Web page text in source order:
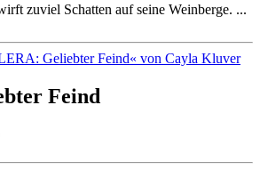
zuviel Schatten auf seine Weinberge. ...
Feind